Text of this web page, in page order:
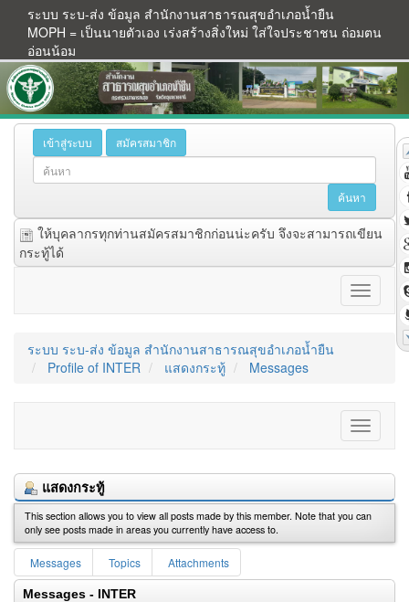
ระบบ ระบ-ส่ง ข้อมูล สำนักงานสาธารณสุขอำเภอน้ำยืน
MOPH = เป็นนายตัวเอง เร่งสร้างสิ่งใหม่ ใส่ใจประชาชน ถ่อมตน
อ่อนน้อม
เข้าสู่ระบบ สมัครสมาชิก
ให้บุคลากรทุกท่านสมัครสมาชิกก่อนน่ะครับ จึงจะสามารถเขียน
กระทู้ได้
ระบบ ระบ-ส่ง ข้อมูล สำนักงานสาธารณสุขอำเภอน้ำยืน
Profile of INTER
แสดงกระทู้ Messages
แสดงกระทู้
This section allows you to view all posts made by this member. Note that you can
only see posts made in areas you currently have access to.
Messages Topics Attachments
Messages - INTER